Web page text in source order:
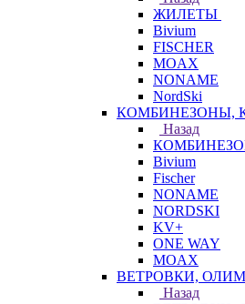
ЖИЛЕТЫ
Bivium
FISCHER
MOAX
NONAME
NordSki
КОМБИНЕЗОНЫ,
Назад
Bivium
Fischer
NONAME
NORDSKI
KV+
ONE WAY
MOAX
ВЕТРОВКИ,
Назад